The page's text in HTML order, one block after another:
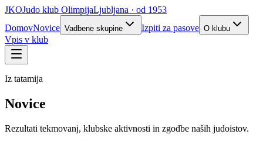
JKOJudo klub OlimpijaLjubljana · od 1953
DomovNovice Vadbene skupine Izpiti za pasove O klubu
Vpis v klub
Iz tatamija
Novice
Rezultati tekmovanj, klubske aktivnosti in zgodbe naših judoistov.